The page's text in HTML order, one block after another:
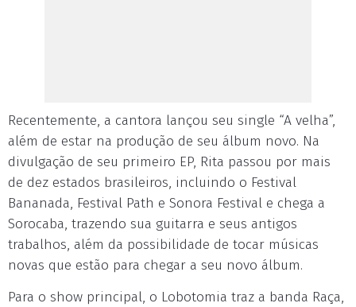
Recentemente, a cantora lançou seu single “A velha”,
além de estar na produção de seu álbum novo. Na
divulgação de seu primeiro EP, Rita passou por mais
de dez estados brasileiros, incluindo o Festival
Bananada, Festival Path e Sonora Festival e chega a
Sorocaba, trazendo sua guitarra e seus antigos
trabalhos, além da possibilidade de tocar músicas
novas que estão para chegar a seu novo álbum.
Para o show principal, o Lobotomia traz a banda Raça,